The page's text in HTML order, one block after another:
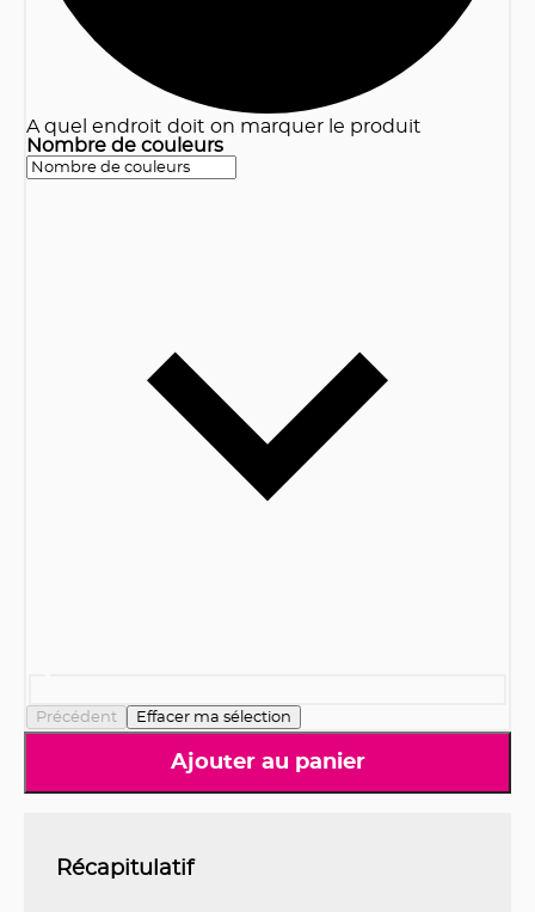
A quel endroit doit on marquer le produit
Nombre de couleurs
Précédent Effacer ma sélection
Ajouter au panier
Récapitulatif